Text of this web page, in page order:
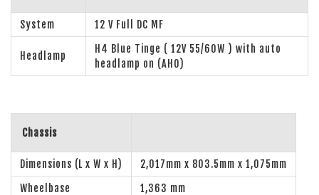
System 12 V Full DC MF
Headlamp
H4 Blue Tinge ( 12V 55/60W ) with auto
headlamp on (AHO)
Chassis
Dimensions (L x W x H)
2,017mm x 803.5mm x 1,075mm
Wheelbase
1,363 mm